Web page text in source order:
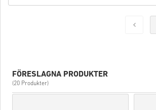
FÖRESLAGNA PRODUKTER
(20 Produkter)